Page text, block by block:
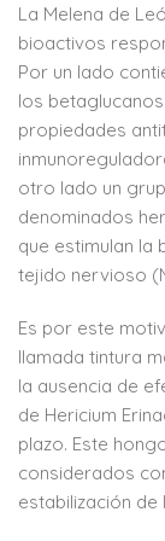
La Melena de
bioactivos
Por un lado
los betaglucanos
propiedades
otro lado un
denominados
que estimulan la
tejido nervioso
Es por este
llamada tintura
la ausencia de
de Hericium
plazo. Este
considerados
estabilización